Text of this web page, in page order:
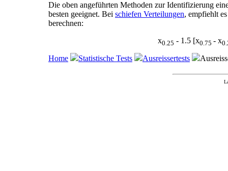
Die oben angeführten Methoden zur Identifizierung
besten geeignet. Bei schiefen Verteilungen, empfiehlt
berechnen:
x0.25 - 1.5 [x0.75 - x
Home Statistische Tests Ausreissertests